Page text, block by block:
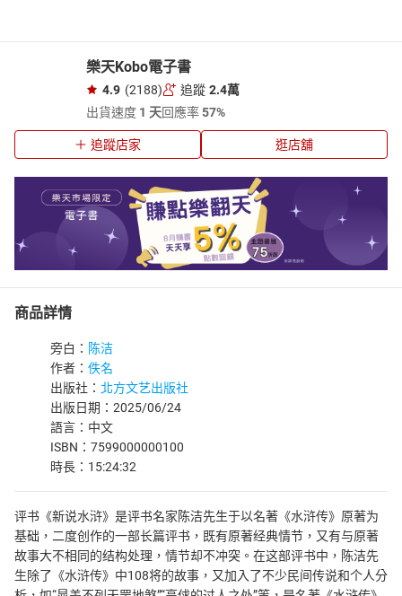
樂天Kobo電子書
4.9 (2188) 追蹤 2.4萬
出貨速度 1 天回應率57%
追蹤店家 逛店舖
商品詳情
旁白： 陈洁
作者： 佚名
出版社： 北方文艺出版社
出版日期：2025/06/24
語言：中文
ISBN：7599000000100
時長：15:24:32
评书《新说水浒》是评书名家陈洁先生于以名著《水浒传》原著为
基础，二度创作的一部长篇评书，既有原著经典情节，又有与原著
故事大不相同的结构处理，情节却不冲突。在这部评书中，陈洁先
生除了《水浒传》中108将的故事，又加入了不少民间传说和个人分